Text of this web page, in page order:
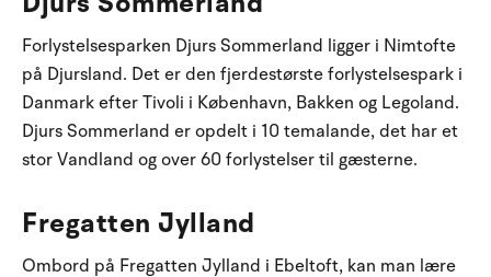
Forlystelsesparken Djurs Sommerland ligger i Nimtofte
på Djursland. Det er den fjerdestørste forlystelsespark i
Danmark efter Tivoli i København, Bakken og Legoland.
Djurs Sommerland er opdelt i 10 temalande, det har et
stor Vandland og over 60 forlystelser til gæsterne.
Fregatten Jylland
Ombord på Fregatten Jylland i Ebeltoft, kan man lære